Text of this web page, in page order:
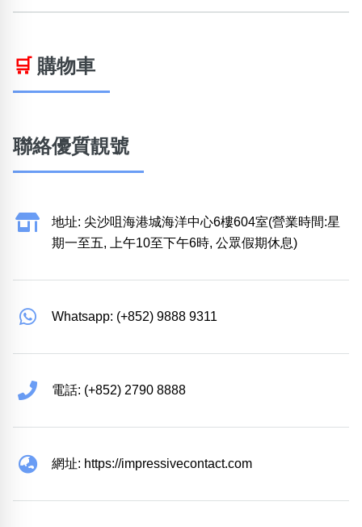
🛒 購物車
聯絡優質靚號
地址: 尖沙咀海港城海洋中心6樓604室(營業時間:星
期一至五, 上午10至下午6時, 公眾假期休息)
Whatsapp: (+852) 9888 9311
電話: (+852) 2790 8888
網址: https://impressivecontact.com